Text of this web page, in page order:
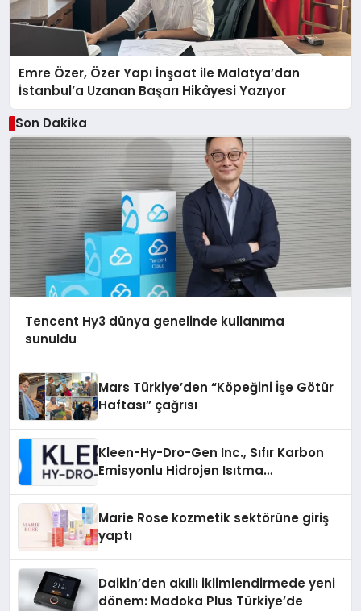
Emre Özer, Özer Yapı İnşaat ile Malatya’dan
İstanbul’a Uzanan Başarı Hikâyesi Yazıyor
Son Dakika
Tencent Hy3 dünya genelinde kullanıma
sunuldu
Mars Türkiye’den “Köpeğini İşe Götür
Haftası” çağrısı
Kleen-Hy-Dro-Gen Inc., Sıfır Karbon
Emisyonlu Hidrojen Isıtma
Marie Rose kozmetik sektörüne giriş
yaptı
Daikin’den akıllı iklimlendirmede yeni
dönem: Madoka Plus Türkiye’de